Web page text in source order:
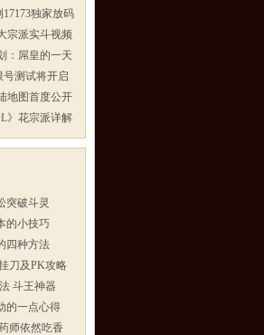
独家放码
宗派实斗视频
：屌皇的一天
号测试将开启
地图首度公开
》花宗派详解
突破斗灵
的小技巧
四种方法
刀及PK攻略
斗王神器
的一点心得
师依然吃香